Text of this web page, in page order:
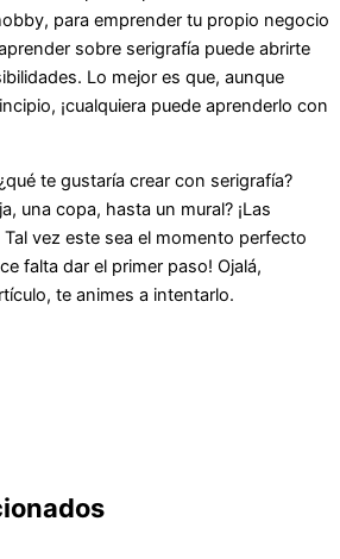
para emprender tu propio negocio
sobre serigrafía puede abrirte
Lo mejor es que, aunque
¡cualquiera puede aprenderlo con
te gustaría crear con serigrafía?
una copa, hasta un mural? ¡Las
vez este sea el momento perfecto
falta dar el primer paso! Ojalá,
te animes a intentarlo.